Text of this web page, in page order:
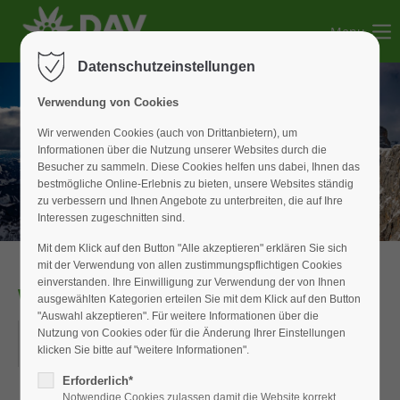
Der Eintrag "offcanvas-col2" existiert leider nicht.
Der Eintrag "offcanvas-col3" existiert leider nicht.
Der Eintrag "offcanvas-col4" existiert leider nicht.
Menu
WAN_Senioren
25.10.2017
ORT: WIESENSTRASSE IN WEISSENBURG
Datenschutzeinstellungen
Verwendung von Cookies
Wir verwenden Cookies (auch von Drittanbietern), um
Informationen über die Nutzung unserer Websites durch die
Besucher zu sammeln. Diese Cookies helfen uns dabei, Ihnen das
bestmögliche Online-Erlebnis zu bieten, unsere Websites ständig
zu verbessern und Ihnen Angebote zu unterbreiten, die auf Ihre
Interessen zugeschnitten sind.
Mit dem Klick auf den Button "Alle akzeptieren" erklären Sie sich
mit der Verwendung von allen zustimmungspflichtigen Cookies
einverstanden. Ihre Einwilligung zur Verwendung der von Ihnen
ausgewählten Kategorien erteilen Sie mit dem Klick auf den Button
"Auswahl akzeptieren". Für weitere Informationen über die
Nutzung von Cookies oder für die Änderung Ihrer Einstellungen
klicken Sie bitte auf "weitere Informationen".
Erforderlich*
Notwendige Cookies zulassen damit die Website korrekt